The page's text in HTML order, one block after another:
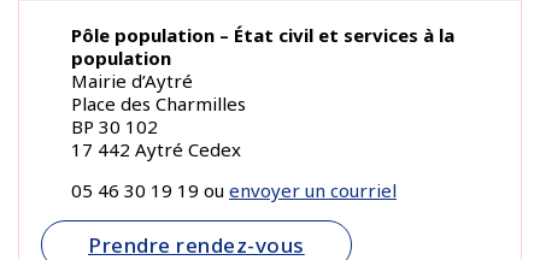
Pôle population – État civil et services à la
population
Mairie d’Aytré
Place des Charmilles
BP 30 102
17 442 Aytré Cedex
05 46 30 19 19 ou envoyer un courriel
Prendre rendez-vous